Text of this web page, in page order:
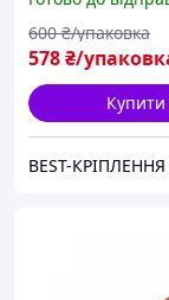
578₴/
600 ₴/упаковка
Купити
BEST-КРІПЛЕННЯ